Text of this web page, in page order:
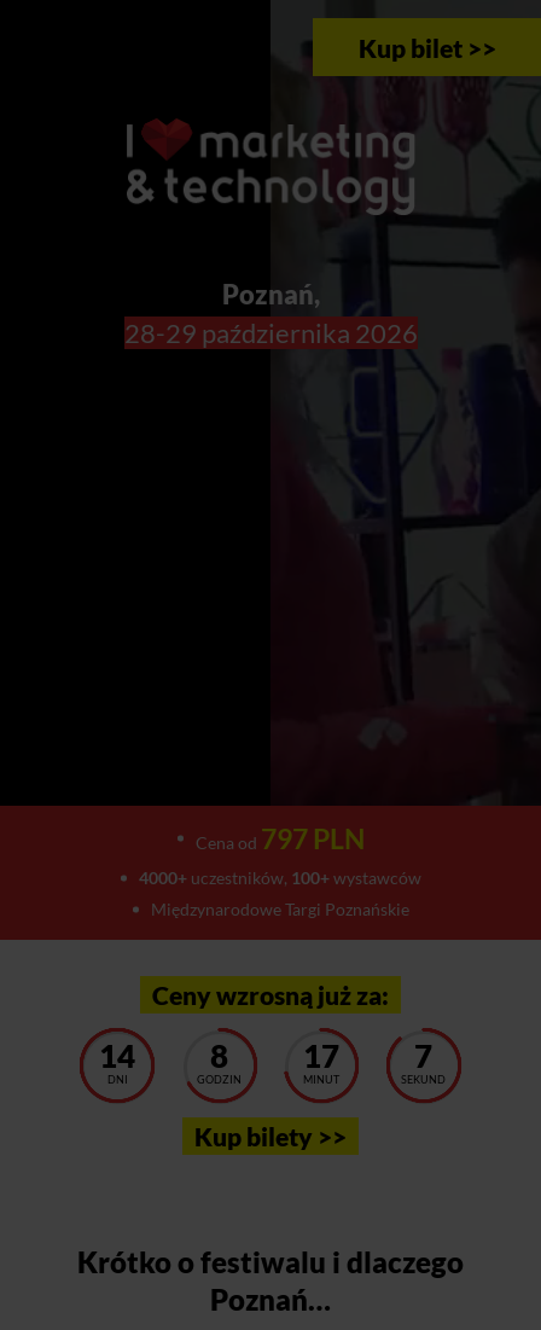
Kup bilet >>
Poznań,
28-29 października 2026
Cena od 797 PLN
4000+uczestników, 100+wystawców
Międzynarodowe Targi Poznańskie
Ceny wzrosną już za:
14
DNI
8
GODZIN
17
MINUT
2
SEKUND
Kup bilety >>
Krótko o festiwalu i dlaczego
Poznań…